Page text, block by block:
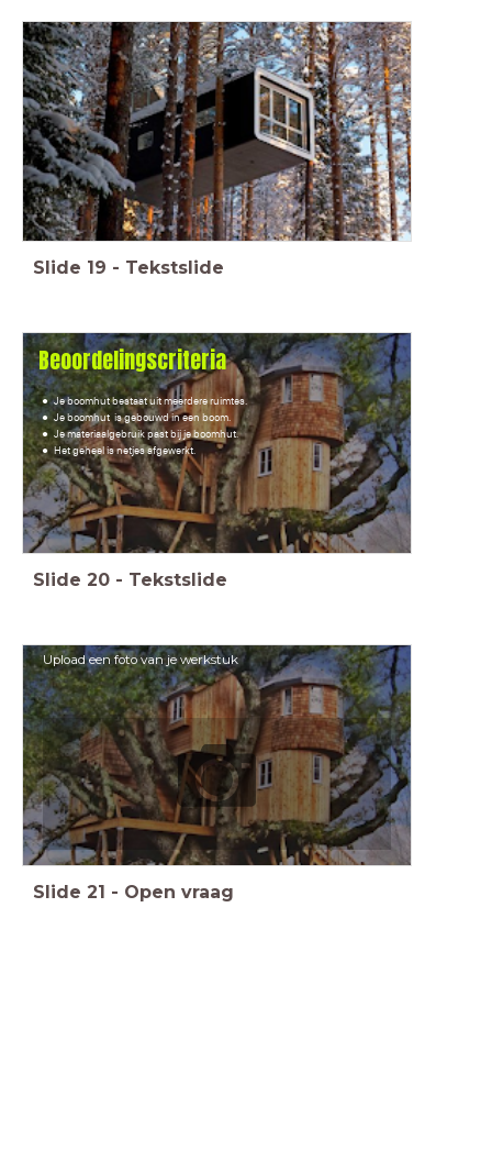
Slide 19 - Tekstslide
Beoordelingscriteria
Je boomhut bestaat uit meerdere ruimtes.
Je boomhut is gebouwd in een boom.
Je materiaalgebruik past bij je boomhut.
Het geheel is netjes afgewerkt.
Slide 20 - Tekstslide
Upload een foto van je werkstuk
Slide 21 - Open vraag